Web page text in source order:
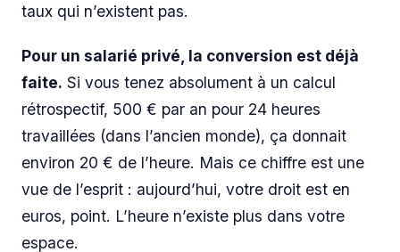
taux qui n’existent pas.
Pour un salarié privé, la conversion est déjà
faite. Si vous tenez absolument à un calcul
rétrospectif, 500 € par an pour 24 heures
travaillées (dans l’ancien monde), ça donnait
environ 20 € de l’heure. Mais ce chiffre est une
vue de l’esprit : aujourd’hui, votre droit est en
euros, point. L’heure n’existe plus dans votre
espace.